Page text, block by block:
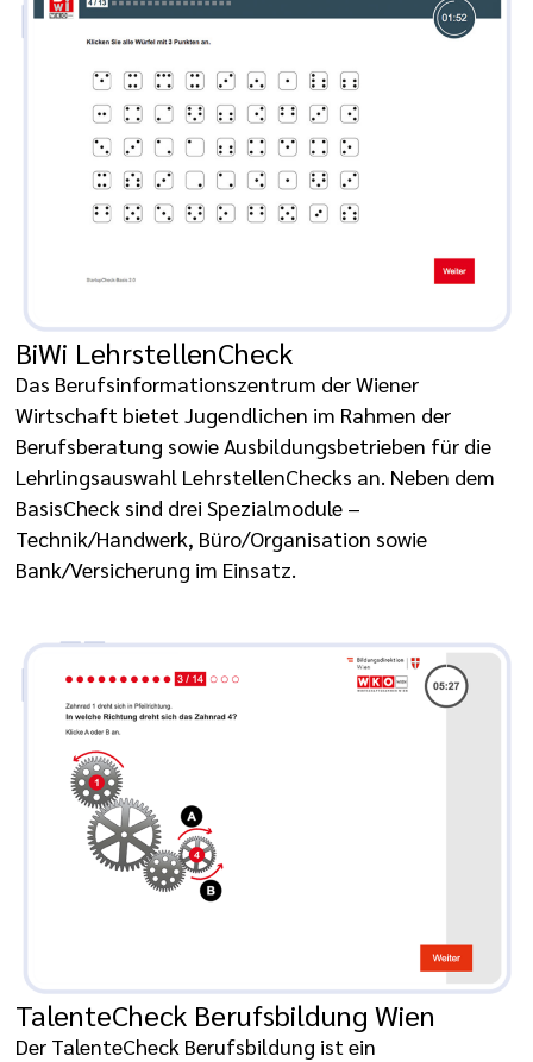
BiWi LehrstellenCheck
Das Berufsinformationszentrum der Wiener
Wirtschaft bietet Jugendlichen im Rahmen der
Berufsberatung sowie Ausbildungsbetrieben für die
Lehrlingsauswahl LehrstellenChecks an. Neben dem
BasisCheck sind drei Spezialmodule –
Technik/Handwerk, Büro/Organisation sowie
Bank/Versicherung im Einsatz.
TalenteCheck Berufsbildung Wien
Der TalenteCheck Berufsbildung ist ein